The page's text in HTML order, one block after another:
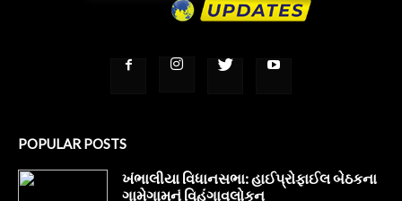
POPULAR POSTS
ખંભાલીયા વિધાનસભા: હાઈપ્રોફાઈલ બેઠકના
ગામેગામનું વિહંગાવલોકન